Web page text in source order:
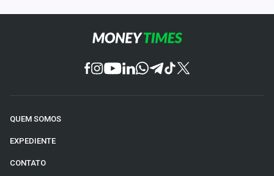
QUEM SOMOS
EXPEDIENTE
CONTATO